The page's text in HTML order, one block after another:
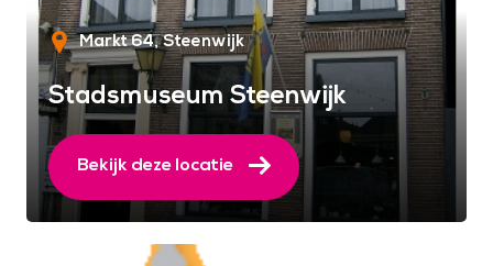
Markt 64 Steenwijk
Stadsmuseum Steenwijk
Bekijk deze locatie